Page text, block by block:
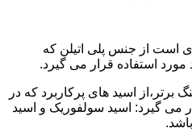
است از جنس پلی اتیلن که
مورد استفاده قرار می گیرد.
برتر،از اسید های پرکاربرد که در
می گیرد: اسید سولفوریک و اسید